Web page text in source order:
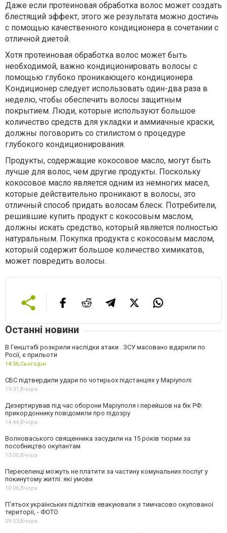
Даже если протеиновая обработка волос может создать
блестящий эффект, этого же результата можно достичь
с помощью качественного кондиционера в сочетании с
отличной диетой.
Хотя протеиновая обработка волос может быть
необходимой, важно кондиционировать волосы с
помощью глубоко проникающего кондиционера.
Кондиционер следует использовать один-два раза в
неделю, чтобы обеспечить волосы защитным
покрытием. Люди, которые используют большое
количество средств для укладки и аммиачные краски,
должны поговорить со стилистом о процедуре
глубокого кондиционирования.
Продукты, содержащие кокосовое масло, могут быть
лучше для волос, чем другие продукты. Поскольку
кокосовое масло является одним из немногих масел,
которые действительно проникают в волосы, это
отличный способ придать волосам блеск. Потребители,
решившие купить продукт с кокосовым маслом,
должны искать средство, который является полностью
натуральным. Покупка продукта с кокосовым маслом,
который содержит большое количество химикатов,
может повредить волосы.
Останні новини
В Генштабі розкрили наслідки атаки . ЗСУ масовано вдарили по
Росії, є прильоти
14:56,Сьогодні
СБС підтвердили удари по чотирьох підстанціях у Маріуполі
19:31, Вчора
Дезертирував під час оборони Маріуполя і перейшов на бік РФ:
прикордоннику повідомили про підозру
14:44, Вчора
Волноваського священника засудили на 15 років тюрми за
пособництво окупантам
13:00, Вчора
Переселенці можуть не платити за частину комунальних послуг у
покинутому житлі: які умови
10:06, Вчора
П’ятьох українських підлітків евакуювали з тимчасово окупованої
території, - ФОТО
09:53, Вчора